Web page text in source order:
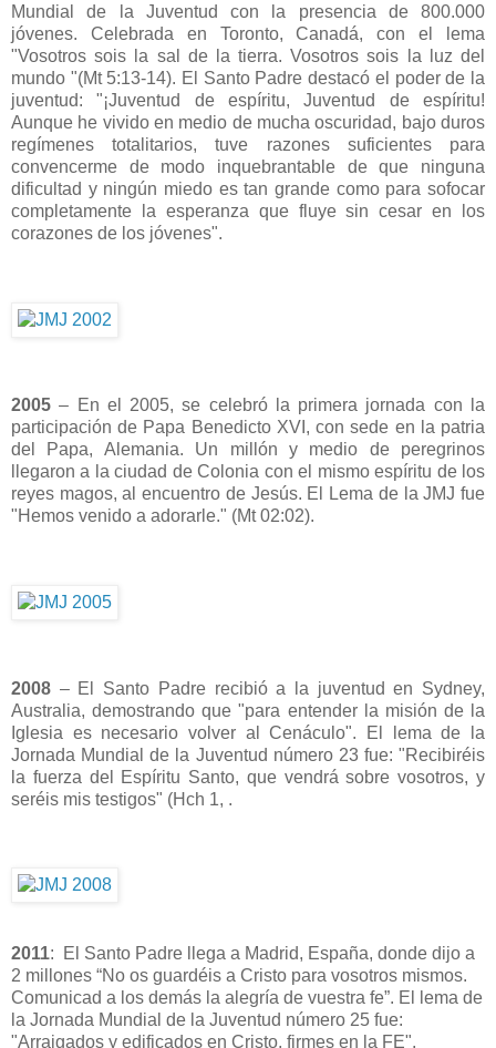
Mundial de la Juventud con la presencia de 800.000
jóvenes. Celebrada en Toronto, Canadá, con el lema
"Vosotros sois la sal de la tierra. Vosotros sois la luz del
mundo "(Mt 5:13-14). El Santo Padre destacó el poder de la
juventud: "¡Juventud de espíritu, Juventud de espíritu!
Aunque he vivido en medio de mucha oscuridad, bajo duros
regímenes totalitarios, tuve razones suficientes para
convencerme de modo inquebrantable de que ninguna
dificultad y ningún miedo es tan grande como para sofocar
completamente la esperanza que fluye sin cesar en los
corazones de los jóvenes".
2005 – En el 2005, se celebró la primera jornada con la
participación de Papa Benedicto XVI, con sede en la patria
del Papa, Alemania. Un millón y medio de peregrinos
llegaron a la ciudad de Colonia con el mismo espíritu de los
reyes magos, al encuentro de Jesús. El Lema de la JMJ fue
"Hemos venido a adorarle." (Mt 02:02).
2008 – El Santo Padre recibió a la juventud en Sydney,
Australia, demostrando que "para entender la misión de la
Iglesia es necesario volver al Cenáculo". El lema de la
Jornada Mundial de la Juventud número 23 fue: "Recibiréis
la fuerza del Espíritu Santo, que vendrá sobre vosotros, y
seréis mis testigos" (Hch 1, .
2011: El Santo Padre llega a Madrid, España, donde dijo a
2 millones “No os guardéis a Cristo para vosotros mismos.
Comunicad a los demás la alegría de vuestra fe”. El lema de
la Jornada Mundial de la Juventud número 25 fue:
"Arraigados y edificados en Cristo, firmes en la FE".